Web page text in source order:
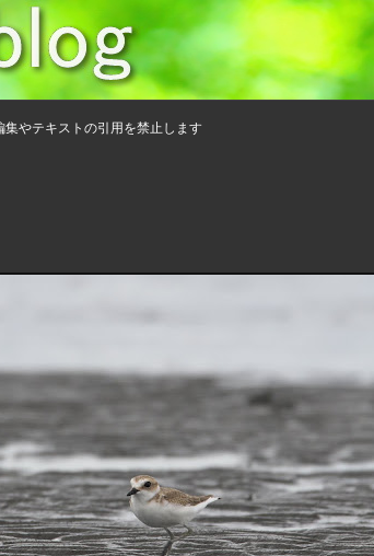
やテキストの引用を禁止します